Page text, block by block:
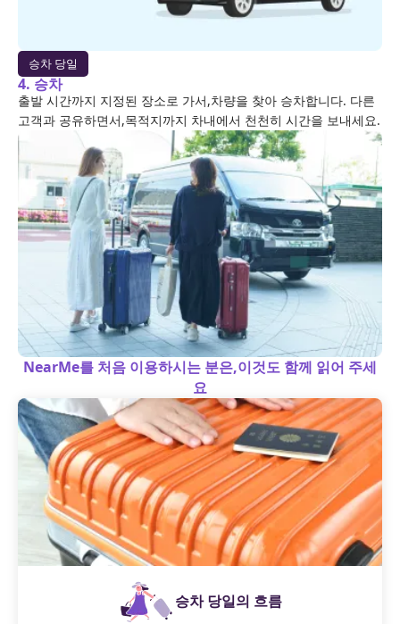
승차 당일
4. 승차
출발 시간까지 지정된 장소로 가서,차량을 찾아 승차합니다. 다른
고객과 공유하면서,목적지까지 차내에서 천천히 시간을 보내세요.
NearMe를 처음 이용하시는 분은,이것도 함께 읽어 주세
요
승차 당일의 흐름